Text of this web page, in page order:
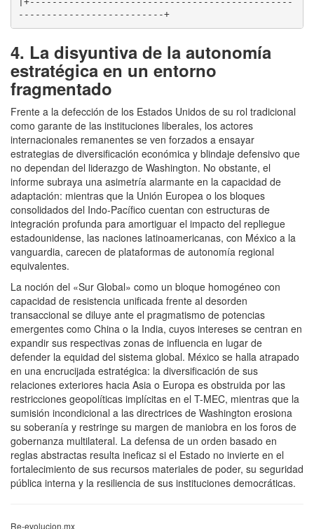
--------------------------+
4. La disyuntiva de la autonomía
estratégica en un entorno
fragmentado
Frente a la defección de los Estados Unidos de su rol tradicional
como garante de las instituciones liberales, los actores
internacionales remanentes se ven forzados a ensayar
estrategias de diversificación económica y blindaje defensivo que
no dependan del liderazgo de Washington. No obstante, el
informe subraya una asimetría alarmante en la capacidad de
adaptación: mientras que la Unión Europea o los bloques
consolidados del Indo-Pacífico cuentan con estructuras de
integración profunda para amortiguar el impacto del repliegue
estadounidense, las naciones latinoamericanas, con México a la
vanguardia, carecen de plataformas de autonomía regional
equivalentes.
La noción del «Sur Global» como un bloque homogéneo con
capacidad de resistencia unificada frente al desorden
transaccional se diluye ante el pragmatismo de potencias
emergentes como China o la India, cuyos intereses se centran en
expandir sus respectivas zonas de influencia en lugar de
defender la equidad del sistema global. México se halla atrapado
en una encrucijada estratégica: la diversificación de sus
relaciones exteriores hacia Asia o Europa es obstruida por las
restricciones geopolíticas implícitas en el T-MEC, mientras que la
sumisión incondicional a las directrices de Washington erosiona
su soberanía y restringe su margen de maniobra en los foros de
gobernanza multilateral. La defensa de un orden basado en
reglas abstractas resulta ineficaz si el Estado no invierte en el
fortalecimiento de sus recursos materiales de poder, su seguridad
pública interna y la resiliencia de sus instituciones democráticas.
Re-evolucion.mx